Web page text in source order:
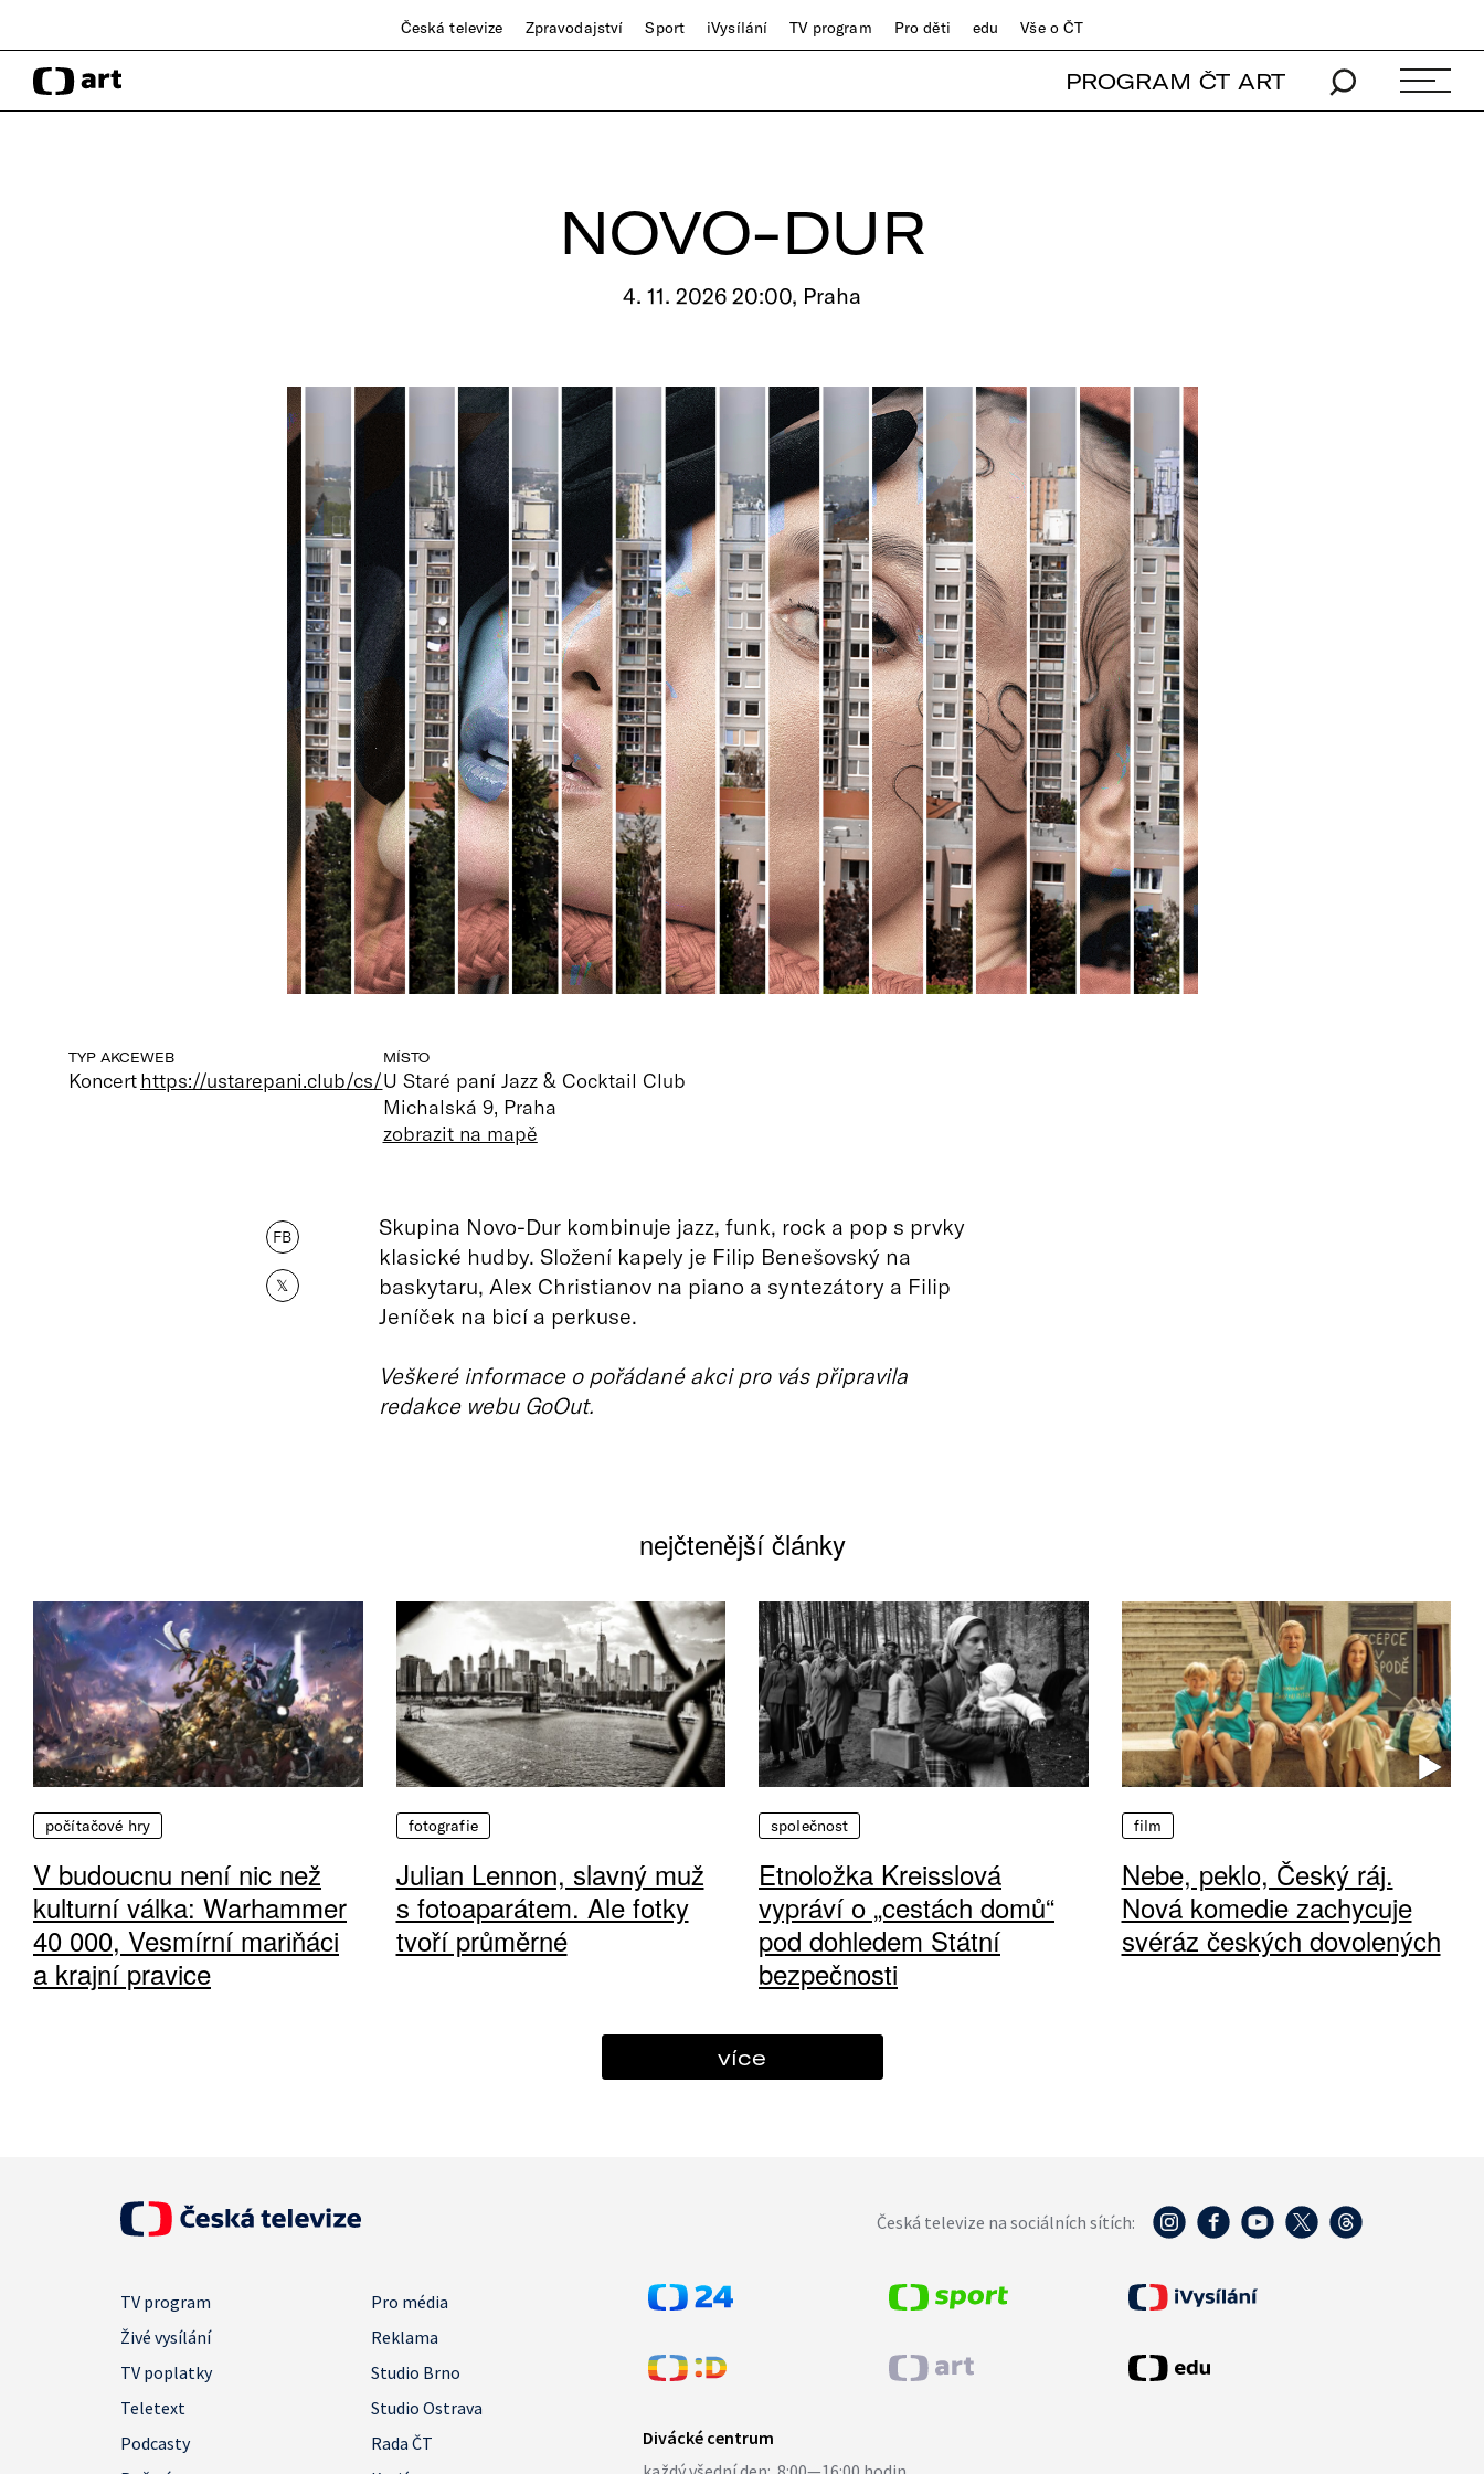
Česká televize Zpravodajství Sport iVysílání TV program Pro děti edu Vše o ČT
PROGRAM ČT ART
NOVO-DUR
4. 11. 2026 20:00, Praha
TYP AKCE
Koncert
WEB
https://ustarepani.club/cs/
MÍSTO
U Staré paní Jazz & Cocktail Club
Michalská 9, Praha
zobrazit na mapě
FB
𝕏
Skupina Novo-Dur kombinuje jazz, funk, rock a pop s prvky
klasické hudby. Složení kapely je Filip Benešovský na
baskytaru, Alex Christianov na piano a syntezátory a Filip
Jeníček na bicí a perkuse.
Veškeré informace o pořádané akci pro vás připravila
redakce webu GoOut.
nejčtenější články
počítačové hry
V budoucnu není nic než
kulturní válka: Warhammer
40 000, Vesmírní mariňáci
a krajní pravice
fotografie
Julian Lennon, slavný muž
s fotoaparátem. Ale fotky
tvoří průměrné
společnost
Etnoložka Kreisslová
vypráví o „cestách domů“
pod dohledem Státní
bezpečnosti
film
Nebe, peklo, Český ráj.
Nová komedie zachycuje
svéráz českých dovolených
více
Česká televize na sociálních sítích:
TV program
Pro média
Živé vysílání
Reklama
TV poplatky
Studio Brno
Teletext
Studio Ostrava
Podcasty
Rada ČT